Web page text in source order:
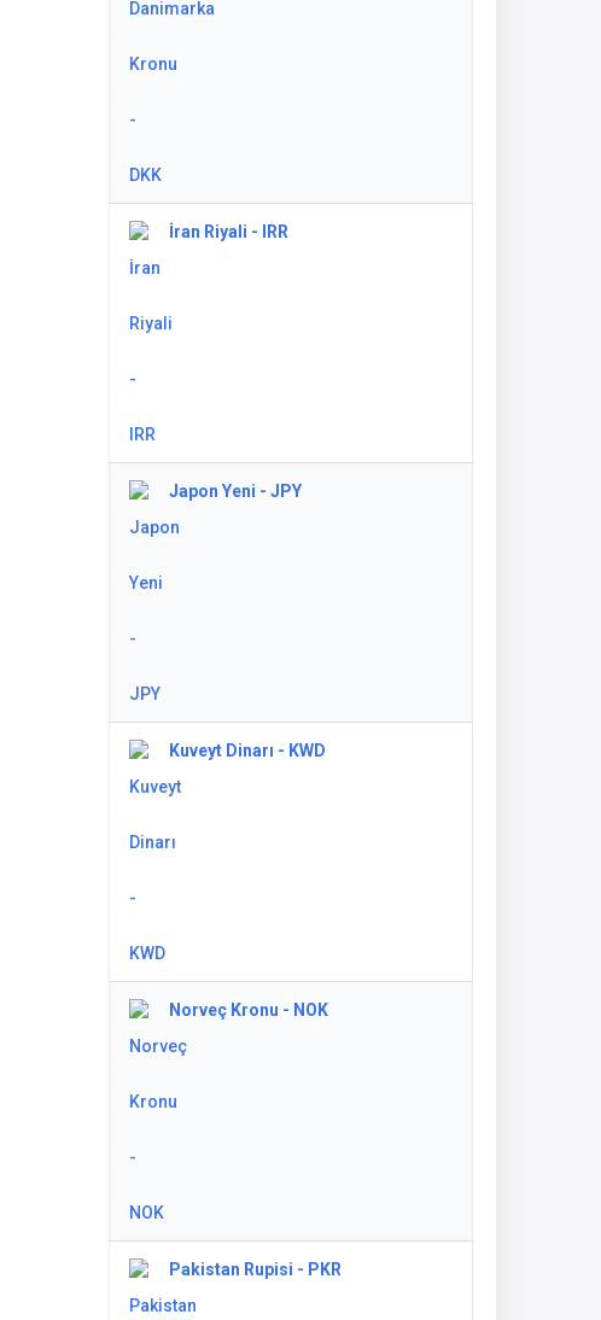
İran Riyali - IRR
Japon Yeni - JPY
Kuveyt Dinarı - KWD
Norveç Kronu - NOK
Pakistan Rupisi - PKR